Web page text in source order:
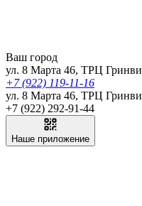
Ваш город
ул. 8 Марта 46, ТРЦ
+7 (922) 119-11-16
ул. 8 Марта 46, ТРЦ
+7 (922) 292-91-44
Наше приложение